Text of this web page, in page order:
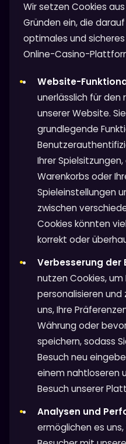
Wir setzen Cookies
Gründen ein, die
optimales und
Online-Casino-
Website-
unerlässlich für den
unserer Website.
grundlegende
Ihrer
Warenkorbs oder
Spieleinstellungen
zwischen
Cookies könnten
korrekt oder
Verbesserung der
nutzen Cookies, um
personalisieren und
uns, Ihre
Währung oder
speichern, sodass
Besuch neu
einem nahtloseren
Besuch unserer
Analysen und
ermöglichen es